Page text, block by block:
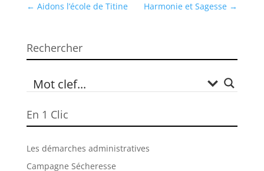
← Aidons l’école de Titine Harmonie et Sagesse →
Rechercher
En 1 Clic
Les démarches administratives
Campagne Sécheresse